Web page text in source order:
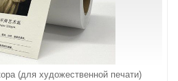
(для художественной печати)